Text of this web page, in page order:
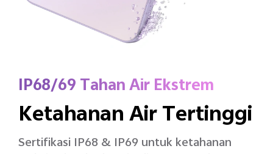
IP68/69 Tahan Air Ekstrem
Ketahanan Air Tertinggi
Sertifikasi IP68 & IP69 untuk ketahanan